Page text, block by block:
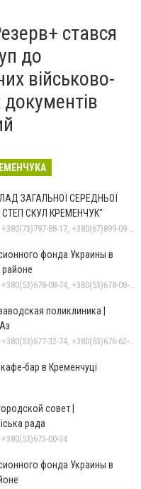
стався
до
військово-
документів
ЗАГАЛЬНОЇ СЕРЕДНЬОЇ
СТЕП СКУЛ КРЕМЕНЧУК"
+380(50)426-07-51, +380(73)797-88-17, +380(67)899-09-16
фонда Украины в
+380(53)678-09-05, +380(53)678-08-74, +380(53)678-08-83, +380(53)678-08-41, +380(53)678-08-86
поликлиника |
+380(53)677-48-88, +380(53)677-32-74, +380(53)676-62-99, +380536766187
бар в Кременчуці
совет |
рада
00-34
фонда Украины в